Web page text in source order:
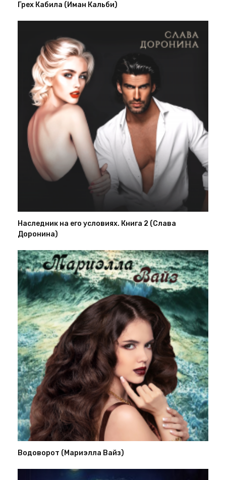
Грех Кабила (Иман Кальби)
Наследник на его условиях. Книга 2 (Слава
Доронина)
Водоворот (Мариэлла Вайз)